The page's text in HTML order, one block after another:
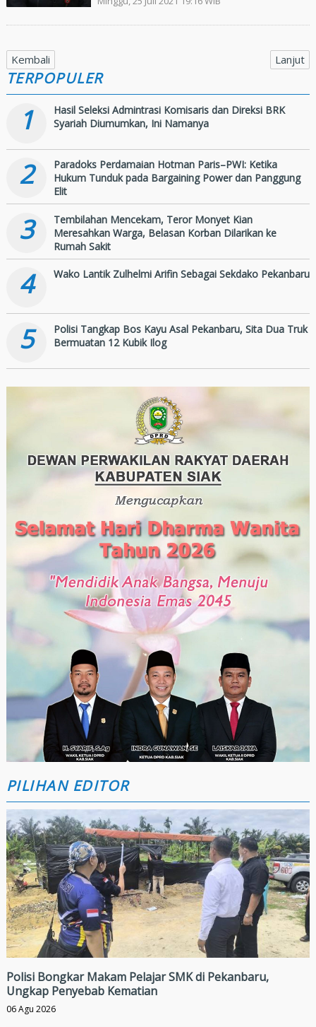
Kembali Lanjut
TERPOPULER
1
Hasil Seleksi Admintrasi Komisaris dan Direksi BRK
Syariah Diumumkan, Ini Namanya
2
Paradoks Perdamaian Hotman Paris–PWI: Ketika
Hukum Tunduk pada Bargaining Power dan Panggung
Elit
3
Tembilahan Mencekam, Teror Monyet Kian
Meresahkan Warga, Belasan Korban Dilarikan ke
Rumah Sakit
4 Wako Lantik Zulhelmi Arifin Sebagai Sekdako Pekanbaru
5
Polisi Tangkap Bos Kayu Asal Pekanbaru, Sita Dua Truk
Bermuatan 12 Kubik Ilog
PILIHAN EDITOR
Polisi Bongkar Makam Pelajar SMK di Pekanbaru,
Ungkap Penyebab Kematian
06 Agu 2026